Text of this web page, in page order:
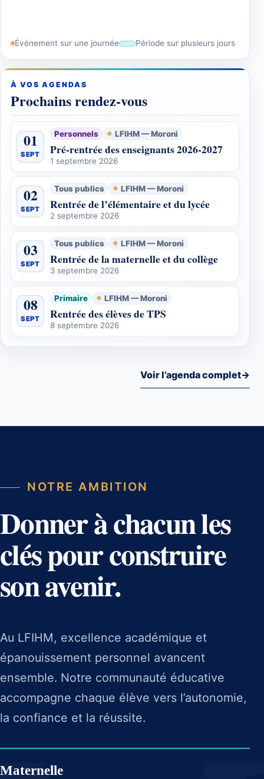
Événement sur une journée Période sur plusieurs jours
À VOS AGENDAS
Prochains rendez-vous
01
SEPT
Personnels LFIHM — Moroni
Pré-rentrée des enseignants 2026-2027
1 septembre 2026
02
SEPT
Tous publics LFIHM — Moroni
Rentrée de l’élémentaire et du lycée
2 septembre 2026
03
SEPT
Tous publics LFIHM — Moroni
Rentrée de la maternelle et du collège
3 septembre 2026
08
SEPT
Primaire LFIHM — Moroni
Rentrée des élèves de TPS
8 septembre 2026
Voir l’agenda complet→
NOTRE AMBITION
Donner à chacun les
clés pour construire
son avenir.
Au LFIHM, excellence académique et
épanouissement personnel avancent
ensemble. Notre communauté éducative
accompagne chaque élève vers l’autonomie,
la confiance et la réussite.
Maternelle